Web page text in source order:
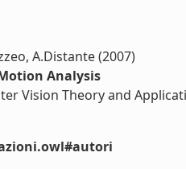
A.Distante (2007)
Analysis
Vision Theory and